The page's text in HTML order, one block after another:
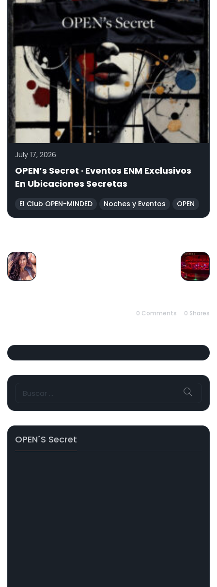
July 17, 2026
OPEN’s Secret · Eventos ENM Exclusivos
En Ubicaciones Secretas
El Club OPEN-MINDED Noches y Eventos OPEN
0 Comments 0 Shares
OPEN´s Secret